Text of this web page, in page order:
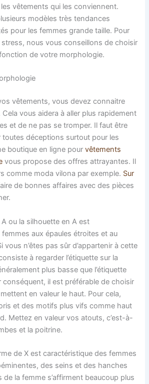
vêtements qui les conviennent.
modèles très tendances
pour les femmes grande taille. Pour
nous vous conseillons de choisir
de votre morphologie.
vêtements, vous devez connaitre
vous aidera à aller plus rapidement
et de ne pas se tromper. Il faut être
toutes déceptions surtout pour les
boutique en ligne pourvêtements
vous propose des offres attrayantes. Il
comme moda vilona par exemple. Sur
de bonnes affaires avec des pièces
ou la silhouette en A est
aux épaules étroites et au
vous n’êtes pas sûr d’appartenir à cette
à regarder l’étiquette sur la
plus basse que l’étiquette
conséquent, il est préférable de choisir
en valeur le haut. Pour cela,
et des motifs plus vifs comme haut
Mettez en valeur vos atouts, c’est-à-
et la poitrine.
de X est caractéristique des femmes
des seins et des hanches
de la femme s’affirment beaucoup plus